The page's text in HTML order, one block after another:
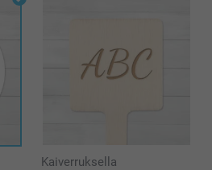
Kaiverruksella